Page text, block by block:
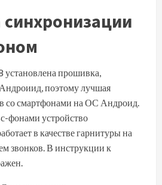
прошивка,
поэтому лучшая
со смартфонами на ОС Андроид.
фонами устройство
в качестве гарнитуры на
звонков. В инструкции к